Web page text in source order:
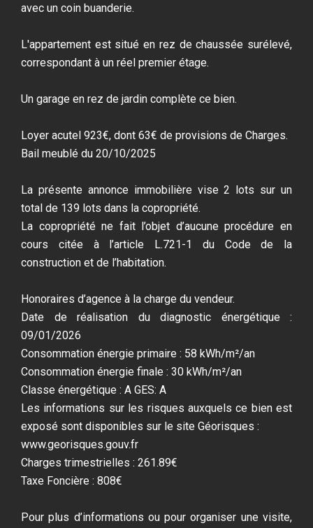
avec un coin buanderie.
L'appartement est situé en rez de chaussée surélevé,
correspondant à un réel premier étage.
Un garage en rez de jardin complète ce bien.
Loyer acutel 923€, dont 63€ de provisions de Charges.
Bail meublé du 20/10/2025
La présente annonce immobilière vise 2 lots sur un
total de 139 lots dans la copropriété.
La copropriété ne fait l’objet d’aucune procédure en
cours citée à l’article L.721-1 du Code de la
construction et de l’habitation.
Honoraires d’agence à la charge du vendeur.
Date de réalisation du diagnostic énergétique :
09/01/2026
Consommation énergie primaire : 58 kWh/m²/an
Consommation énergie finale : 30 kWh/m²/an
Classe énergétique : A GES: A
Les informations sur les risques auxquels ce bien est
exposé sont disponibles sur le site Géorisques :
www.georisques.gouv.fr
Charges trimestrielles : 261.89€
Taxe Foncière : 808€
Pour plus d’informations ou pour organiser une visite,